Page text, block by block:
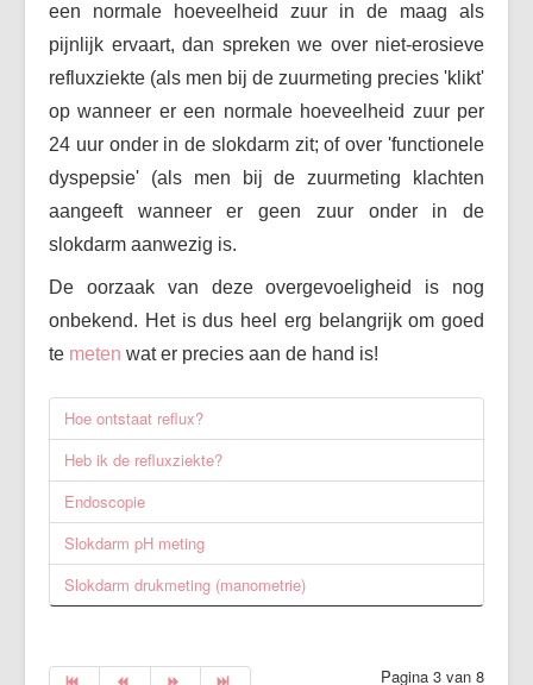
een normale hoeveelheid zuur in de maag als
pijnlijk ervaart, dan spreken we over niet-erosieve
refluxziekte (als men bij de zuurmeting precies 'klikt'
op wanneer er een normale hoeveelheid zuur per
24 uur onder in de slokdarm zit; of over 'functionele
dyspepsie' (als men bij de zuurmeting klachten
aangeeft wanneer er geen zuur onder in de
slokdarm aanwezig is.
De oorzaak van deze overgevoeligheid is nog
onbekend. Het is dus heel erg belangrijk om goed
te meten wat er precies aan de hand is!
Hoe ontstaat reflux?
Heb ik de refluxziekte?
Endoscopie
Slokdarm pH meting
Slokdarm drukmeting (manometrie)
Pagina 3 van 8